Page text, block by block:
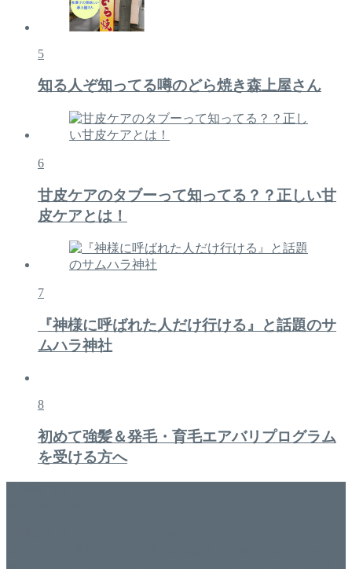
5
知る人ぞ知ってる噂のどら焼き森上屋さん
6
甘皮ケアのタブーって知ってる？？正しい甘
皮ケアとは！
7
『神様に呼ばれた人だけ行ける』と話題のサ
ムハラ神社
8
初めて強髪＆発毛・育毛エアバリプログラム
を受ける方へ